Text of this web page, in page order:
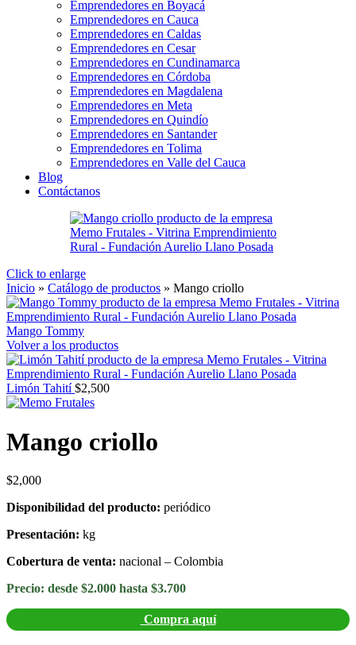
Emprendedores en Boyacá
Emprendedores en Cauca
Emprendedores en Caldas
Emprendedores en Cesar
Emprendedores en Cundinamarca
Emprendedores en Córdoba
Emprendedores en Magdalena
Emprendedores en Meta
Emprendedores en Quindío
Emprendedores en Santander
Emprendedores en Tolima
Emprendedores en Valle del Cauca
Blog
Contáctanos
Click to enlarge
Inicio » Catálogo de productos » Mango criollo
Mango Tommy
Volver a los productos
Limón Tahití$2,500
Mango criollo
$2,000
Disponibilidad del producto: periódico
Presentación: kg
Cobertura de venta: nacional – Colombia
Precio: desde $2.000 hasta $3.700
Compra aquí